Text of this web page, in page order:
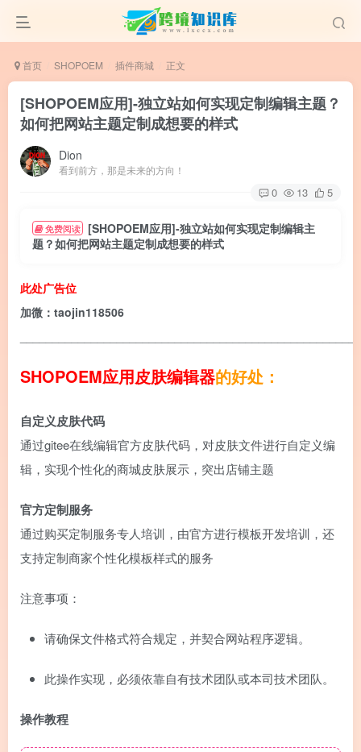
首页 SHOPOEM 插件商城 正文
[SHOPOEM应用]-独立站如何实现定制编辑主题？
如何把网站主题定制成想要的样式
Dion
看到前方，那是未来的方向！
0 13 5
免费阅读
[SHOPOEM应用]-独立站如何实现定制编辑主
题？如何把网站主题定制成想要的样式
此处广告位
加微：taojin118506
SHOPOEM应用皮肤编辑器的好处：
自定义皮肤代码
通过gitee在线编辑官方皮肤代码，对皮肤文件进行自定义编
辑，实现个性化的商城皮肤展示，突出店铺主题
官方定制服务
通过购买定制服务专人培训，由官方进行模板开发培训，还
支持定制商家个性化模板样式的服务
注意事项：
请确保文件格式符合规定，并契合网站程序逻辑。
此操作实现，必须依靠自有技术团队或本司技术团队。
操作教程